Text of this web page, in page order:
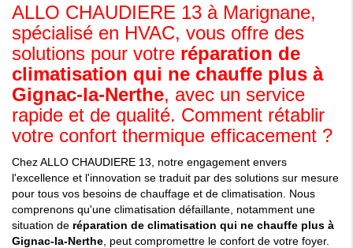
ALLO CHAUDIERE 13 à Marignane,
spécialisé en HVAC, vous offre des
solutions pour votre réparation de
climatisation qui ne chauffe plus à
Gignac-la-Nerthe, avec un service
rapide et de qualité. Comment rétablir
votre confort thermique efficacement ?
Chez ALLO CHAUDIERE 13, notre engagement envers
l'excellence et l'innovation se traduit par des solutions sur mesure
pour tous vos besoins de chauffage et de climatisation. Nous
comprenons qu'une climatisation défaillante, notamment une
situation de réparation de climatisation qui ne chauffe plus à
Gignac-la-Nerthe , peut compromettre le confort de votre foyer.